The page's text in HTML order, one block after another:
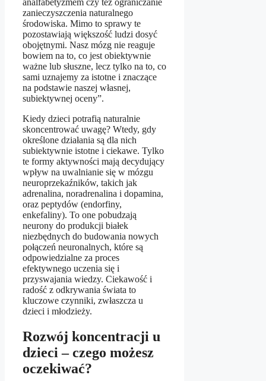
zanieczyszczenia naturalnego
środowiska. Mimo to sprawy te
pozostawiają większość ludzi dosyć
obojętnymi. Nasz mózg nie reaguje
bowiem na to, co jest obiektywnie
ważne lub słuszne, lecz tylko na to, co
sami uznajemy za istotne i znaczące
na podstawie naszej własnej,
subiektywnej oceny”.
Kiedy dzieci potrafią naturalnie
skoncentrować uwagę? Wtedy, gdy
określone działania są dla nich
subiektywnie istotne i ciekawe. Tylko
te formy aktywności mają decydujący
wpływ na uwalnianie się w mózgu
neuroprzekaźników, takich jak
adrenalina, noradrenalina i dopamina,
oraz peptydów (endorfiny,
enkefaliny). To one pobudzają
neurony do produkcji białek
niezbędnych do budowania nowych
połączeń neuronalnych, które są
odpowiedzialne za proces
efektywnego uczenia się i
przyswajania wiedzy. Ciekawość i
radość z odkrywania świata to
kluczowe czynniki, zwłaszcza u
dzieci i młodzieży.
Rozwój koncentracji u
dzieci – czego możesz
oczekiwać?